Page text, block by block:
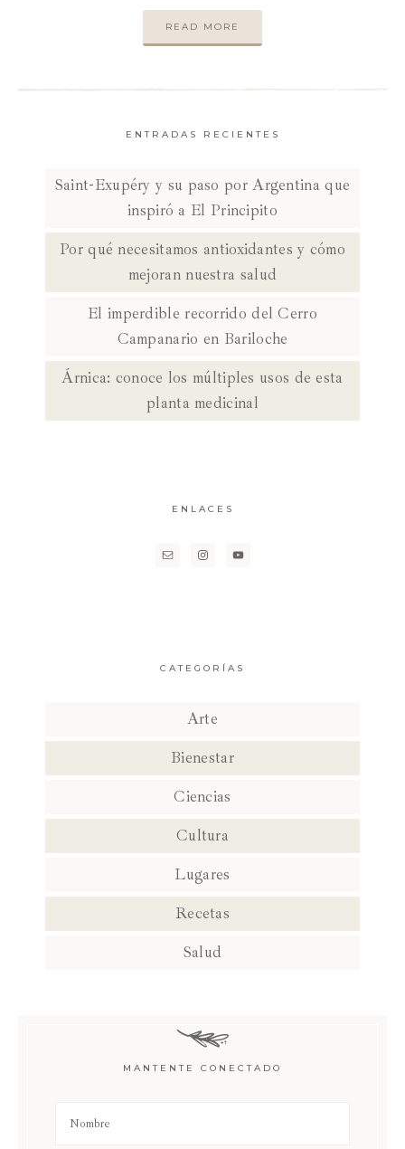
READ MORE
ENTRADAS RECIENTES
Saint-Exupéry y su paso por Argentina que
inspiró a El Principito
Por qué necesitamos antioxidantes y cómo
mejoran nuestra salud
El imperdible recorrido del Cerro
Campanario en Bariloche
Árnica: conoce los múltiples usos de esta
planta medicinal
ENLACES
CATEGORÍAS
Arte
Bienestar
Ciencias
Cultura
Lugares
Recetas
Salud
MANTENTE CONECTADO